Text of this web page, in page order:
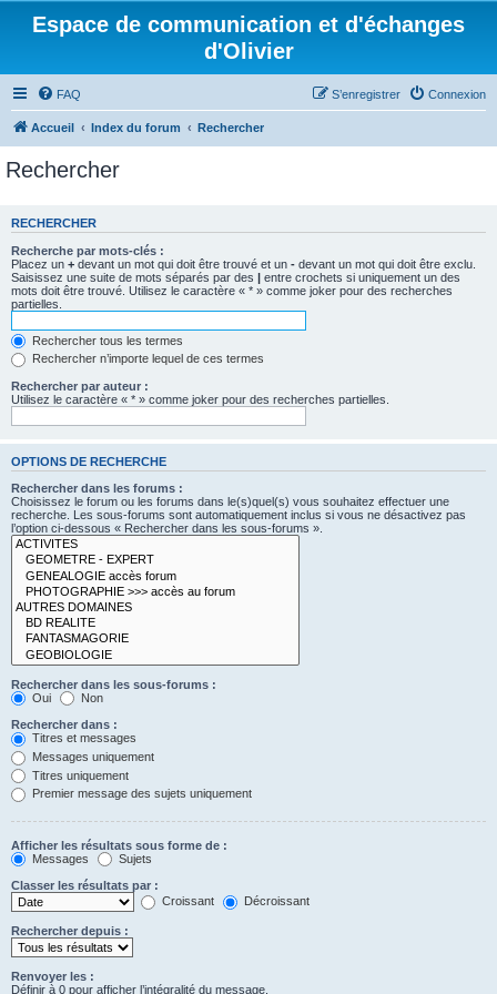
Espace de communication et d'échanges
d'Olivier
FAQ Connexion
S’enregistrer
Accueil Index du forum Rechercher
Rechercher
RECHERCHER
Recherche par mots-clés :
Placez un + devant un mot qui doit être trouvé et un - devant un mot qui doit être exclu.
Saisissez une suite de mots séparés par des | entre crochets si uniquement un des
mots doit être trouvé. Utilisez le caractère « * » comme joker pour des recherches
partielles.
Rechercher tous les termes
Rechercher n’importe lequel de ces termes
Rechercher par auteur :
Utilisez le caractère « * » comme joker pour des recherches partielles.
OPTIONS DE RECHERCHE
Rechercher dans les forums :
Choisissez le forum ou les forums dans le(s)quel(s) vous souhaitez effectuer une
recherche. Les sous-forums sont automatiquement inclus si vous ne désactivez pas
l’option ci-dessous « Rechercher dans les sous-forums ».
Rechercher dans les sous-forums :
Oui
Non
Rechercher dans :
Titres et messages
Messages uniquement
Titres uniquement
Premier message des sujets uniquement
Afficher les résultats sous forme de :
Messages
Sujets
Classer les résultats par :
Croissant
Décroissant
Rechercher depuis :
Renvoyer les :
Définir à 0 pour afficher l’intégralité du message.